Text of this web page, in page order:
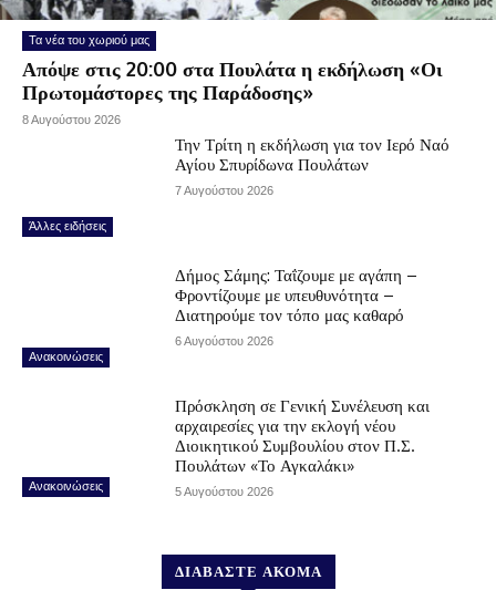
Τα νέα του χωριού μας
Απόψε στις 20:00 στα Πουλάτα η εκδήλωση «Οι
Πρωτομάστορες της Παράδοσης»
8 Αυγούστου 2026
Άλλες ειδήσεις
Την Τρίτη η εκδήλωση για τον Ιερό Ναό
Αγίου Σπυρίδωνα Πουλάτων
7 Αυγούστου 2026
Ανακοινώσεις
Δήμος Σάμης: Ταΐζουμε με αγάπη –
Φροντίζουμε με υπευθυνότητα –
Διατηρούμε τον τόπο μας καθαρό
6 Αυγούστου 2026
Ανακοινώσεις
Πρόσκληση σε Γενική Συνέλευση και
αρχαιρεσίες για την εκλογή νέου
Διοικητικού Συμβουλίου στον Π.Σ.
Πουλάτων «Το Αγκαλάκι»
5 Αυγούστου 2026
ΔΙΑΒΑΣΤΕ ΑΚΟΜΑ